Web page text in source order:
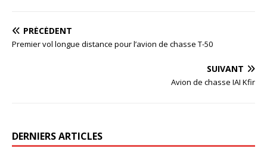
PRÉCÉDENT
Premier vol longue distance pour l’avion de chasse T-50
SUIVANT
Avion de chasse IAI Kfir
DERNIERS ARTICLES